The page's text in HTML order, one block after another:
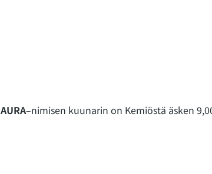
AURA–nimisen kuunarin on Kemiöstä äsken